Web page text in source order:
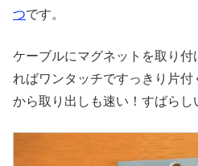
つです。
ケーブルにマグネットを取り
ればワンタッチですっきり片
から取り出しも速い！すばらし